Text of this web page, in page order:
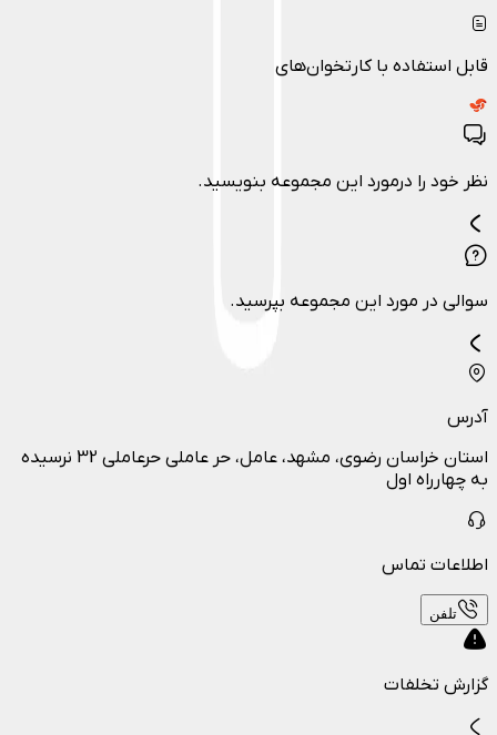
قابل استفاده با کارتخوان‌های
نظر خود را درمورد این مجموعه بنویسید.
سوالی در مورد این مجموعه بپرسید.
آدرس
استان خراسان رضوی، مشهد، عامل، حر عاملی حرعاملی 32 نرسیده
به چهارراه اول
اطلاعات تماس
تلفن
گزارش تخلفات